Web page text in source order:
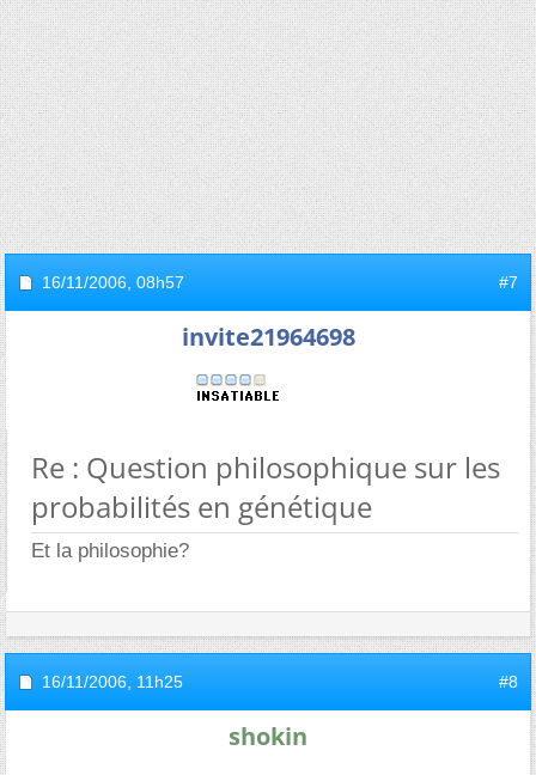
16/11/2006, 08h57 #7
invite21964698
Re : Question philosophique sur les
probabilités en génétique
Et la philosophie?
16/11/2006, 11h25 #8
shokin